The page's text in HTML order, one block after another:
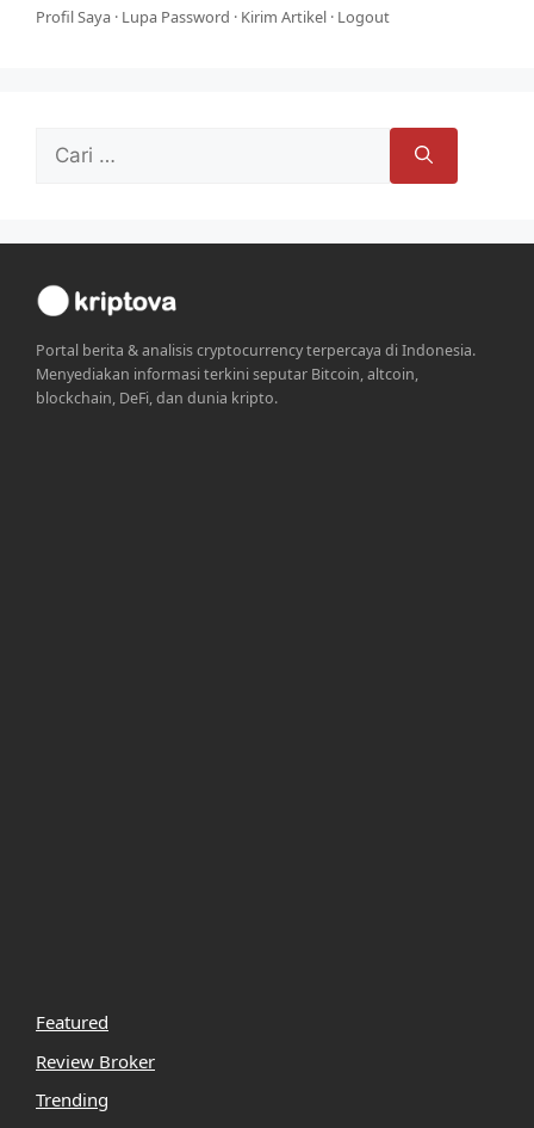
Profil Saya · Lupa Password · Kirim Artikel · Logout
untuk:
Portal berita & analisis cryptocurrency terpercaya di Indonesia.
Menyediakan informasi terkini seputar Bitcoin, altcoin,
blockchain, DeFi, dan dunia kripto.
Featured
Review Broker
Trending